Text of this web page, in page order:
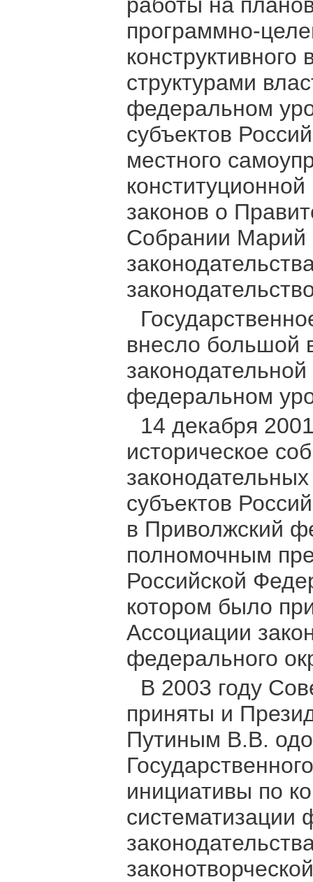
программно-
структурами
федеральном
субъектов
местного
законов о
Собрании Марий
внесло большой
федеральном
14 декабря
историческое
субъектов
в Приволжский
полномочным
Российской
котором было
Ассоциации
федерального
В 2003 году
приняты и
Путиным В.В.
инициативы по
систематизации